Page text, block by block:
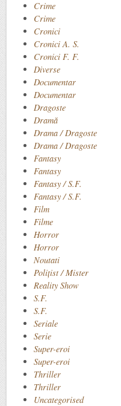
Crime
Crime
Cronici
Cronici A. S.
Cronici F. F.
Diverse
Documentar
Documentar
Dragoste
Dramă
Drama / Dragoste
Drama / Dragoste
Fantasy
Fantasy
Fantasy / S.F.
Fantasy / S.F.
Film
Filme
Horror
Horror
Noutati
Polițist / Mister
Reality Show
S.F.
S.F.
Seriale
Serie
Super-eroi
Super-eroi
Thriller
Thriller
Uncategorised